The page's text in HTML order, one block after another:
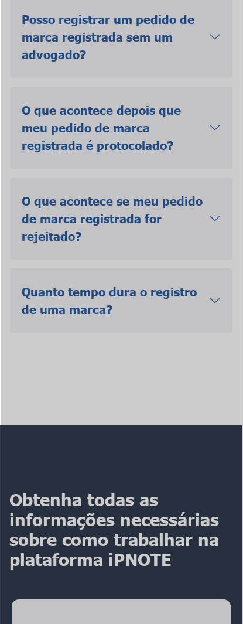
Posso registrar um pedido de
marca registrada sem um
advogado?
O que acontece depois que
meu pedido de marca
registrada é protocolado?
O que acontece se meu pedido
de marca registrada for
rejeitado?
Quanto tempo dura o registro
de uma marca?
Obtenha todas as
informações necessárias
sobre como trabalhar na
plataforma iPNOTE